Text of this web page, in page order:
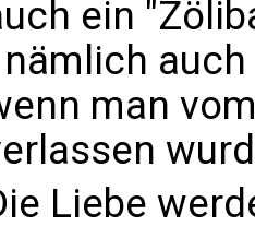
ein
man
Liebe